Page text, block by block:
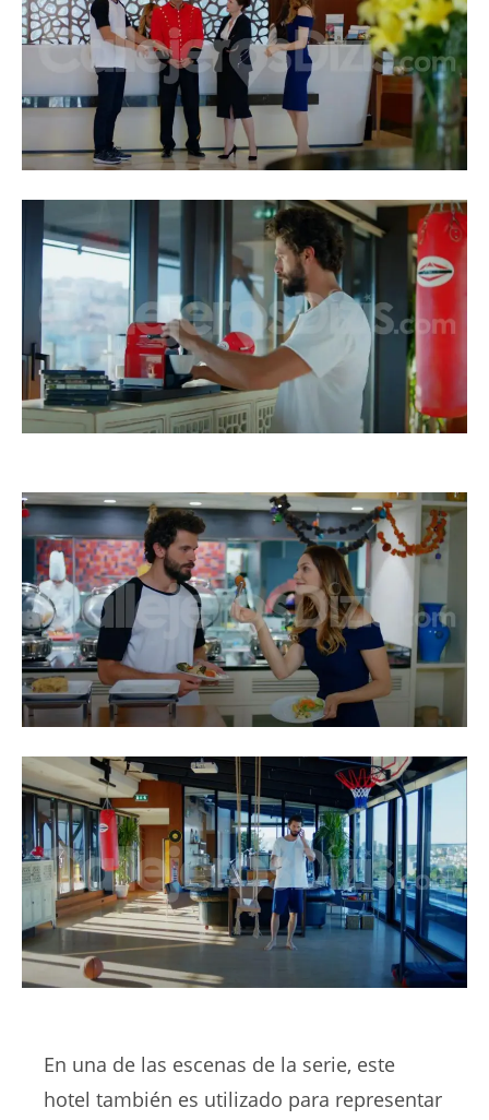
En una de las escenas de la serie, este
hotel también es utilizado para representar